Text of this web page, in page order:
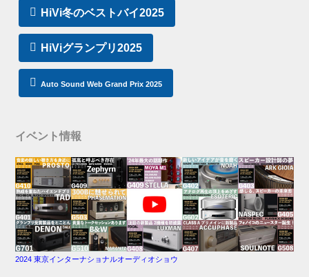
HiVi冬のベストバイ2025
HiViグランプリ2025
Auto Sound Web Grand Prix 2025
イベント情報
2024 東京インターナショナルオーディオショウ